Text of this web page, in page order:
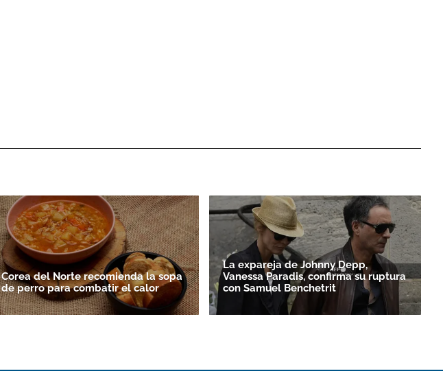
Corea del Norte recomienda la sopa
de perro para combatir el calor
La expareja de Johnny Depp,
Vanessa Paradis, confirma su ruptura
con Samuel Benchetrit